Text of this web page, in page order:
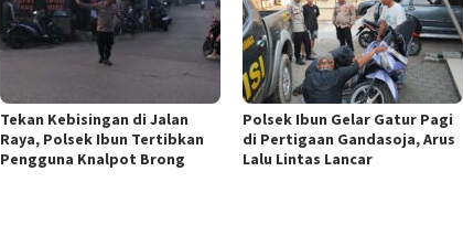
Tekan Kebisingan di Jalan
Raya, Polsek Ibun Tertibkan
Pengguna Knalpot Brong
Polsek Ibun Gelar Gatur Pagi
di Pertigaan Gandasoja, Arus
Lalu Lintas Lancar